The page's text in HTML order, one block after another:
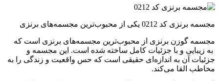
مجسمه برنزی کد 0212 یکی از محبوب‌ترین مجسمه‌های برنزی
مجسمه گوزن برنزی از محبوب‌ترین مجسمه­‌های برنزی است که
به زیبایی و با جزئیات کامل ساخته شده است. این مجسمه و
جزئیات آن به اندازه‌ای حقیقی است که حس واقعیت و زندگی را به
مخاطب القا می­‌کند.